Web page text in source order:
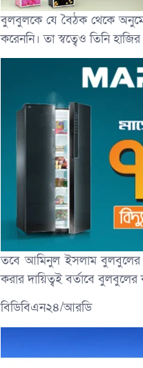
বুলবুলকে যে বৈঠক থেকে
করেননি। তা স্বত্বেও তিনি
তবে আমিনুল ইসলাম বুলবুলের
করার দায়িত্বই বর্তাবে বুলবুলের
বিডিবিএন২৪/আরডি